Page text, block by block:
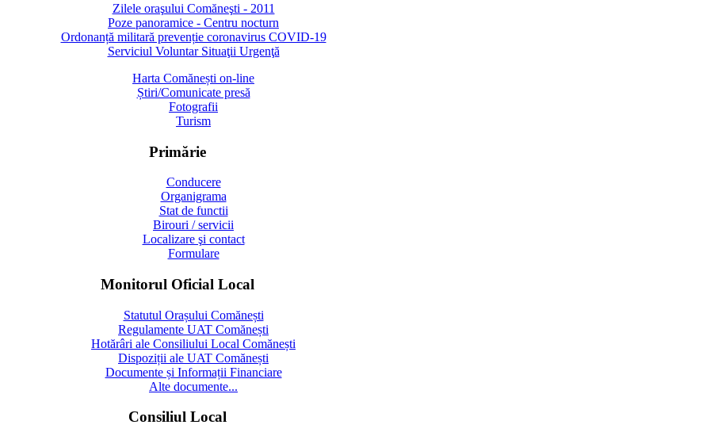
Zilele oraşului Comăneşti - 2011
Poze panoramice - Centru nocturn
Ordonanță militară prevenție coronavirus COVID-19
Serviciul Voluntar Situaţii Urgenţă
Harta Comănești on-line
Știri/Comunicate presă
Fotografii
Turism
Primărie
Conducere
Organigrama
Stat de functii
Birouri / servicii
Localizare şi contact
Formulare
Monitorul Oficial Local
Statutul Orașului Comănești
Regulamente UAT Comănești
Hotărâri ale Consiliului Local Comănești
Dispoziții ale UAT Comănești
Documente și Informații Financiare
Alte documente...
Consiliul Local